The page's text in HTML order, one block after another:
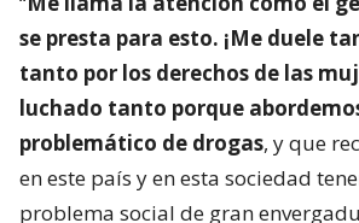
se presta para esto. ¡Me duele
tanto por los derechos de las
luchado tanto porque
problemático de drogas, y que
en este país y en esta sociedad
problema social de gran